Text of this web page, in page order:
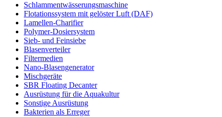
Schlammentwässerungsmaschine
Flotationssystem mit gelöster Luft (DAF)
Lamellen-Charifier
Polymer-Dosiersystem
Sieb- und Feinsiebe
Blasenverteiler
Filtermedien
Nano-Blasengenerator
Mischgeräte
SBR Floating Decanter
Ausrüstung für die Aquakultur
Sonstige Ausrüstung
Bakterien als Erreger